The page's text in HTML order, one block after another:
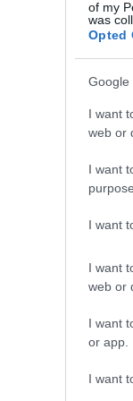
of my
was
Opted
Google
I want
web or
I want
I want
I want
web or
I want
or app.
I want
también